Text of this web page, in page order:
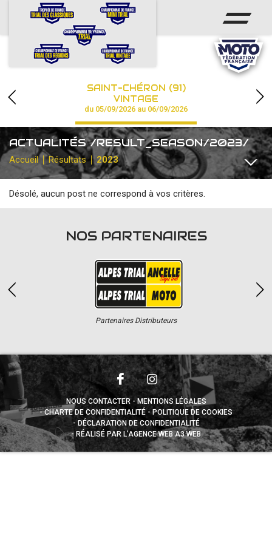
ACCUEIL
CALENDRIER
CHAMPIONNAT
RÉSULTATS
PHOTOS / VIDÉOS
PARTENAIRES
SAINT-CHÉRON (91)
VINTAGE
du 05/09/2026 au 06/09/2026
ACTUALITÉS /RESULT_SEASON/2023/
Accueil Résultats 2023
Désolé, aucun post ne correspond à vos critères.
NOS PARTENAIRES
Partenaires Distributeurs
NOUS CONTACTER
MENTIONS LÉGALES
CHARTE DE CONFIDENTIALITÉ
POLITIQUE DE COOKIES
DÉCLARATION DE CONFIDENTIALITÉ
RÉALISÉ PAR L’AGENCE WEB A3 WEB